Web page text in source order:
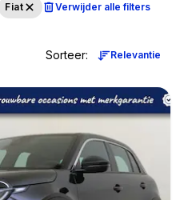
Fiat Verwijder alle filters
Sorteer: Relevantie